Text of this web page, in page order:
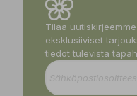
Tilaa
eksklusiiviset
tiedot tulevista